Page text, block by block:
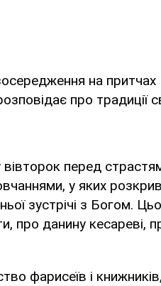
на притчах
про традиції
вівторок перед
у яких
зустрічі з Богом.
про данину кесареві,
фарисеїв і